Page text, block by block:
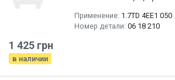
Применение: 1.7TD 4EE1 050
Номер детали: 06 18 210
1 425 грн
в наличии